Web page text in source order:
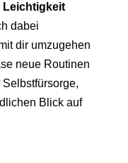
Leichtigkeit
dabei
dir umzugehen
neue Routinen
Blick auf